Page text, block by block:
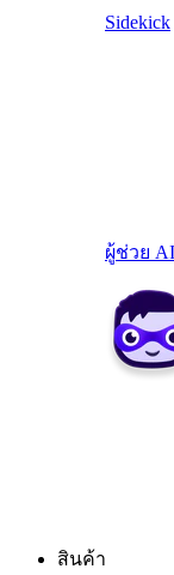
Sidekick
ผู้ช่วย
สินค้า